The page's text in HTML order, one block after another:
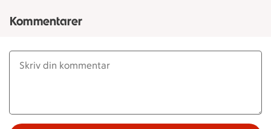
Kommentarer